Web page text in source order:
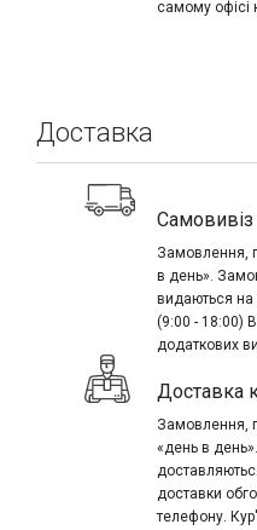
самому офісі
Доставка
Самовивіз
Замовлення,
в день».
видаються на
(9:00 - 18:00)
додаткових
Доставка
Замовлення,
«день в
доставки
телефону.